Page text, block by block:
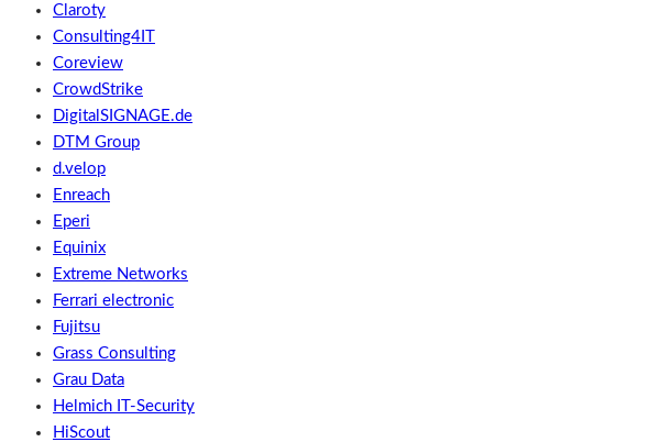
Claroty
Consulting4IT
Coreview
CrowdStrike
DigitalSIGNAGE.de
DTM Group
d.velop
Enreach
Eperi
Equinix
Extreme Networks
Ferrari electronic
Fujitsu
Grass Consulting
Grau Data
Helmich IT-Security
HiScout